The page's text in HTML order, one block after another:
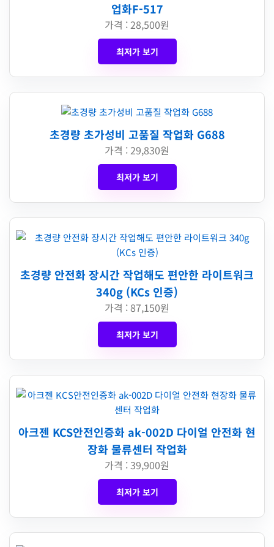
업화F-517
가격 : 28,500원
최저가 보기
초경량 초가성비 고품질 작업화 G688
가격 : 29,830원
최저가 보기
초경량 안전화 장시간 작업해도 편안한 라이트워크
340g (KCs 인증)
가격 : 87,150원
최저가 보기
아크젠 KCS안전인증화 ak-002D 다이얼 안전화 현
장화 물류센터 작업화
가격 : 39,900원
최저가 보기